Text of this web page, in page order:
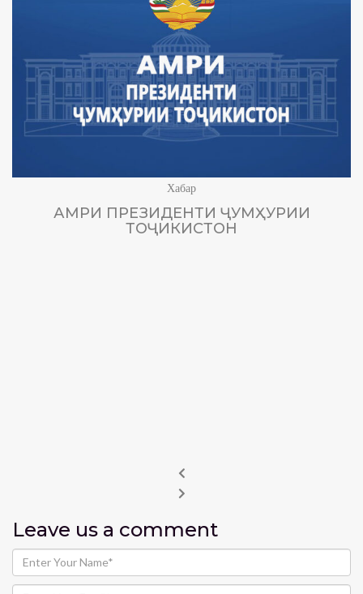
Хабар
АМРИ ПРЕЗИДЕНТИ ҶУМҲУРИИ
ТОҶИКИСТОН
Leave us a comment